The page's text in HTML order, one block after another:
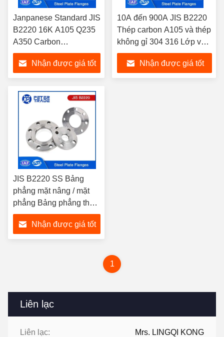
Liên lạc
Liên lạc: Mrs. LINGQI KONG
Janpanese Standard JIS
B2220 16K A105 Q235
A350 Carbon
Steel/A182 F304 316
Stainless Steel Plate
Flange
Nhận được giá tốt
10A đến 900A JIS B2220
Thép carbon A105 và thép
không gỉ 304 316 Lớp vòm
tấm PLFF PLRF 20K
20KG/CM2Nhận được giá tốt
JIS B2220 SS Bảng
phẳng mặt nâng / mặt
phẳng Bảng phẳng thép
không gỉ để xử lý nước
Nhận được giá tốt
1